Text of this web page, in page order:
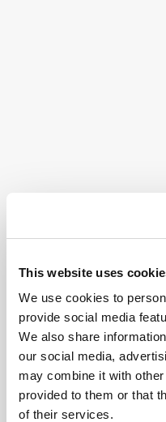
This website uses
We use cookies to
provide social media
We also share
our social media,
may combine it with
provided to them or that
of their services.